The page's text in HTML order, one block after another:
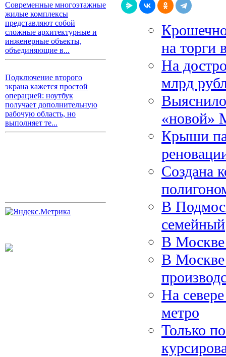
Современные многоэтажные
жилые комплексы
представляют собой
сложные архитектурные и
инженерные объекты,
объединяющие в...
Подключение второго
экрана кажется простой
операцией: ноутбук
получает дополнительную
рабочую область, но
выполняет те...
на торги
На
млрд
«новой»
Крыши
Создана
В
семейный
В Москве
В Москве
На
метро
Только